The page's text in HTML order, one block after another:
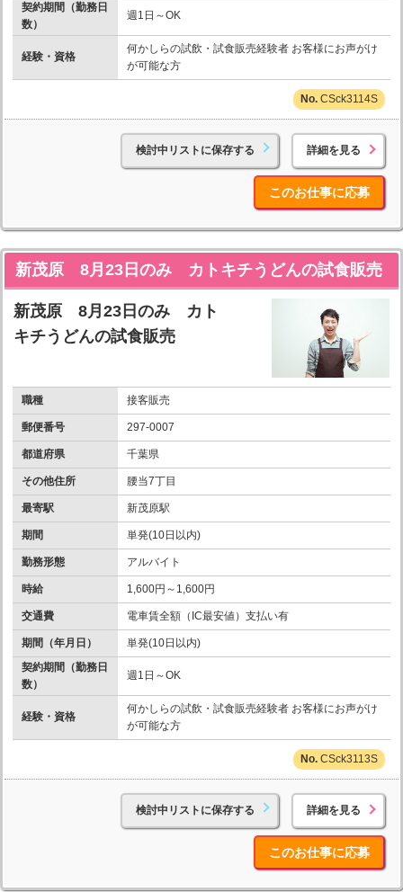
契約期間（勤務日
数）
週1日～OK
経験・資格
何かしらの試飲・試食販売経験者 お客様にお声がけ
が可能な方
CSck3114S
検討中リストに保存する 詳細を見る
このお仕事に応募
新茂原 8月23日のみ カトキチうどんの試食販売
新茂原 8月23日のみ カト
キチうどんの試食販売
職種 接客販売
郵便番号 297-0007
都道府県 千葉県
その他住所 腰当7丁目
最寄駅 新茂原駅
期間 単発(10日以内)
勤務形態 アルバイト
時給 1,600円～1,600円
交通費 電車賃全額（IC最安値）支払い有
期間（年月日）
単発(10日以内)
契約期間（勤務日
数）
週1日～OK
経験・資格
何かしらの試飲・試食販売経験者 お客様にお声がけ
が可能な方
CSck3113S
検討中リストに保存する 詳細を見る
このお仕事に応募